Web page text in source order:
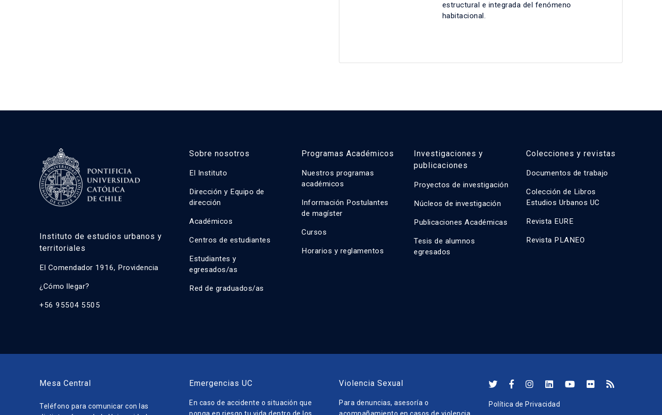
estructural e integrada del fenómeno
habitacional.
Instituto de estudios urbanos y
territoriales
El Comendador 1916, Providencia
¿Cómo llegar?
+56 95504 5505
Sobre nosotros
El Instituto
Dirección y Equipo de
dirección
Académicos
Centros de estudiantes
Estudiantes y
egresados/as
Red de graduados/as
Programas Académicos
Nuestros programas
académicos
Información Postulantes
de magíster
Cursos
Horarios y reglamentos
Investigaciones y
publicaciones
Proyectos de investigación
Núcleos de investigación
Publicaciones Académicas
Tesis de alumnos
egresados
Colecciones y revistas
Documentos de trabajo
Colección de Libros
Estudios Urbanos UC
Revista EURE
Revista PLANEO
Mesa Central
Teléfono para comunicar con las
Emergencias UC
En caso de accidente o situación que
Violencia Sexual
Para denuncias, asesoría o
Política de Privacidad